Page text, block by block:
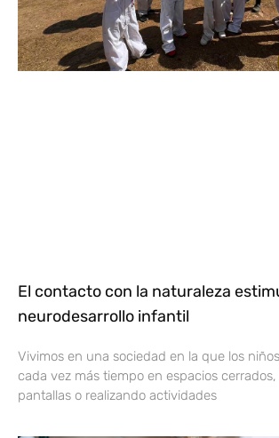
El contacto con la naturaleza
neurodesarrollo infantil
Vivimos en una sociedad en la que los
cada vez más tiempo en espacios
pantallas o realizando actividades